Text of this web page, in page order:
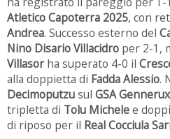
Atletico Capoterra 2025, con
Andrea. Successo esterno del
Nino Disario Villacidro per 2-1,
Villasor ha superato 4-0 il
alla doppietta di Fadda Alessio.
Decimoputzusul GSA
tripletta di Tolu Michelee
di riposo per il Real Cocciula